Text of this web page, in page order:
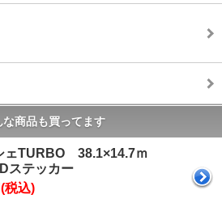
商品も買ってます
ェTURBO 38.1×14.7ｍ
ステッカー
税込)